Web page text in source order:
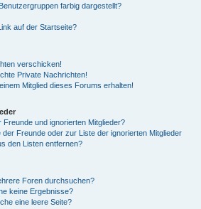
farbig dargestellt?
auf der Startseite?
verschicken!
Private Nachrichten!
Mitglied dieses Forums erhalten!
und ignorierten Mitglieder?
Freunde oder zur Liste der ignorierten Mitglieder
den Listen entfernen?
Foren durchsuchen?
keine Ergebnisse?
eine leere Seite?